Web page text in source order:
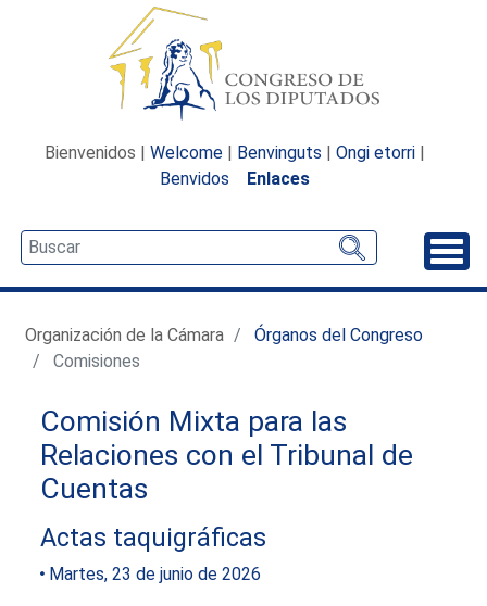
Bienvenidos | Welcome | Benvinguts | Ongi etorri |
Benvidos
Enlaces
Organización de la Cámara
Órganos del Congreso
Comisiones
Comisión Mixta para las
Relaciones con el Tribunal de
Cuentas
Actas taquigráficas
Martes, 23 de junio de 2026